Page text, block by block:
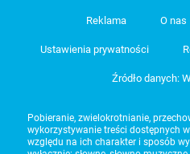
Reklama O nas
Ustawienia prywatności
Źródło danych:
Pobieranie, zwielokrotnianie,
wykorzystywanie treści dostępnych
względu na ich charakter i sposób